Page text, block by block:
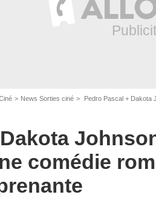
News Sorties ciné Pedro Pascal + Dakota
comédie